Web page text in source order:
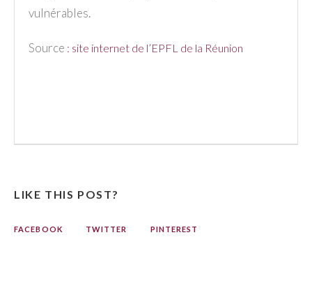
vulnérables.
Source : site internet de l’EPFL de la Réunion
LIKE THIS POST?
FACEBOOK TWITTER PINTEREST